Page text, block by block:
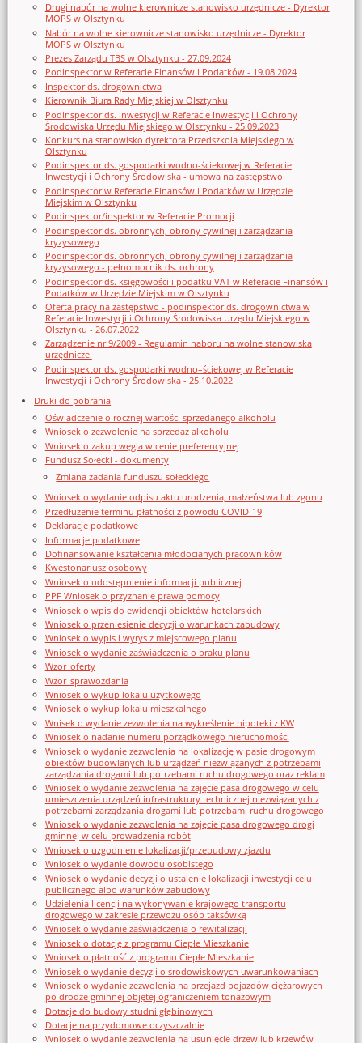
Drugi nabór na wolne kierownicze stanowisko urzędnicze - Dyrektor
MOPS w Olsztynku
Nabór na wolne kierownicze stanowisko urzędnicze - Dyrektor
MOPS w Olsztynku
Prezes Zarządu TBS w Olsztynku - 27.09.2024
Podinspektor w Referacie Finansów i Podatków - 19.08.2024
Inspektor ds. drogownictwa
Kierownik Biura Rady Miejskiej w Olsztynku
Podinspektor ds. inwestycji w Referacie Inwestycji i Ochrony
Środowiska Urzędu Miejskiego w Olsztynku - 25.09.2023
Konkurs na stanowisko dyrektora Przedszkola Miejskiego w
Olsztynku
Podinspektor ds. gospodarki wodno-ściekowej w Referacie
Inwestycji i Ochrony Środowiska - umowa na zastępstwo
Podinspektor w Referacie Finansów i Podatków w Urzędzie
Miejskim w Olsztynku
Podinspektor/inspektor w Referacie Promocji
Podinspektor ds. obronnych, obrony cywilnej i zarządzania
kryzysowego
Podinspektor ds. obronnych, obrony cywilnej i zarządzania
kryzysowego - pełnomocnik ds. ochrony
Podinspektor ds. księgowości i podatku VAT w Referacie Finansów i
Podatków w Urzędzie Miejskim w Olsztynku
Oferta pracy na zastępstwo - podinspektor ds. drogownictwa w
Referacie Inwestycji i Ochrony Środowiska Urzędu Miejskiego w
Olsztynku - 26.07.2022
Zarządzenie nr 9/2009 - Regulamin naboru na wolne stanowiska
urzędnicze.
Podinspektor ds. gospodarki wodno–ściekowej w Referacie
Inwestycji i Ochrony Środowiska - 25.10.2022
Druki do pobrania
Oświadczenie o rocznej wartości sprzedanego alkoholu
Wniosek o zezwolenie na sprzedaz alkoholu
Wniosek o zakup węgla w cenie preferencyjnej
Fundusz Sołecki - dokumenty
Zmiana zadania funduszu sołeckiego
Wniosek o wydanie odpisu aktu urodzenia, małżeństwa lub zgonu
Przedłużenie terminu płatności z powodu COVID-19
Deklaracje podatkowe
Informacje podatkowe
Dofinansowanie kształcenia młodocianych pracowników
Kwestonariusz osobowy
Wniosek o udostępnienie informacji publicznej
PPF Wniosek o przyznanie prawa pomocy
Wniosek o wpis do ewidencji obiektów hotelarskich
Wniosek o przeniesienie decyzji o warunkach zabudowy
Wniosek o wypis i wyrys z miejscowego planu
Wniosek o wydanie zaświadczenia o braku planu
Wzor_oferty
Wzor_sprawozdania
Wniosek o wykup lokalu użytkowego
Wniosek o wykup lokalu mieszkalnego
Wnisek o wydanie zezwolenia na wykreślenie hipoteki z KW
Wniosek o nadanie numeru porządkowego nieruchomości
Wniosek o wydanie zezwolenia na lokalizację w pasie drogowym
obiektów budowlanych lub urządzeń niezwiązanych z potrzebami
zarządzania drogami lub potrzebami ruchu drogowego oraz reklam
Wniosek o wydanie zezwolenia na zajęcie pasa drogowego w celu
umieszczenia urządzeń infrastruktury technicznej niezwiązanych z
potrzebami zarządzania drogami lub potrzebami ruchu drogowego
Wniosek o wydanie zezwolenia na zajęcie pasa drogowego drogi
gminnej w celu prowadzenia robót
Wniosek o uzgodnienie lokalizacji/przebudowy zjazdu
Wniosek o wydanie dowodu osobistego
Wniosek o wydanie decyzji o ustalenie lokalizacji inwestycji celu
publicznego albo warunków zabudowy
Udzielenia licencji na wykonywanie krajowego transportu
drogowego w zakresie przewozu osób taksówką
Wniosek o wydanie zaświadczenia o rewitalizacji
Wniosek o dotację z programu Ciepłe Mieszkanie
Wniosek o płatność z programu Ciepłe Mieszkanie
Wniosek o wydanie decyzji o środowiskowych uwarunkowaniach
Wniosek o wydanie zezwolenia na przejazd pojazdów ciężarowych
po drodze gminnej objętej ograniczeniem tonażowym
Dotacje do budowy studni głębinowych
Dotacje na przydomowe oczyszczalnie
Wniosek o wydanie zezwolenia na usunięcie drzew lub krzewów